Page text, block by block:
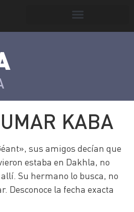
KABA
sus amigos decían que
estaba en Dakhla, no
Su hermano lo busca, no
Desconoce la fecha exacta